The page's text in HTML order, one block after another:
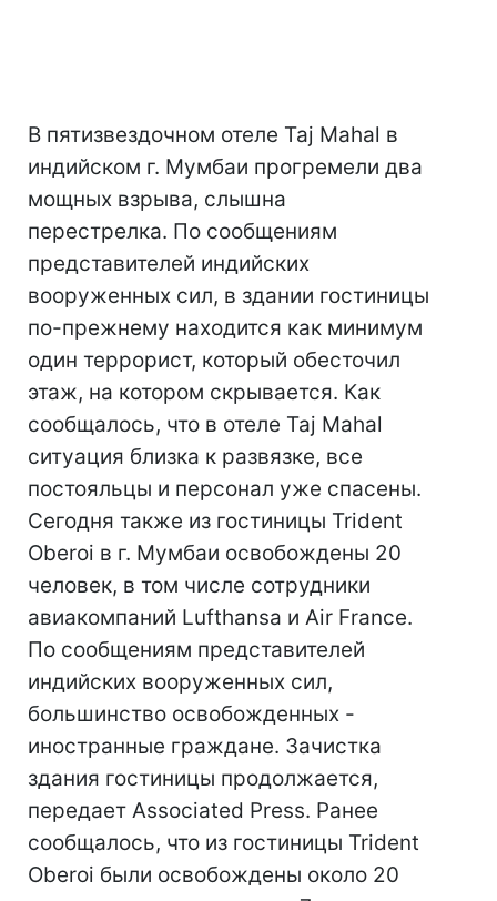
В пятизвездочном отеле Taj Mahal в
индийском г. Мумбаи прогремели два
мощных взрыва, слышна
перестрелка. По сообщениям
представителей индийских
вооруженных сил, в здании гостиницы
по-прежнему находится как минимум
один террорист, который обесточил
этаж, на котором скрывается. Как
сообщалось, что в отеле Taj Mahal
ситуация близка к развязке, все
постояльцы и персонал уже спасены.
Сегодня также из гостиницы Trident
Oberoi в г. Мумбаи освобождены 20
человек, в том числе сотрудники
авиакомпаний Lufthansa и Air France.
По сообщениям представителей
индийских вооруженных сил,
большинство освобожденных -
иностранные граждане. Зачистка
здания гостиницы продолжается,
передает Associated Press. Ранее
сообщалось, что из гостиницы Trident
Oberoi были освобождены около 20